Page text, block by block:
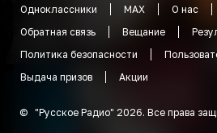
Одноклассники
MAX О нас
Обратная связь
Вещание
Политика безопасности
Выдача призов
Акции
© "Русское Радио" 2026. Все права